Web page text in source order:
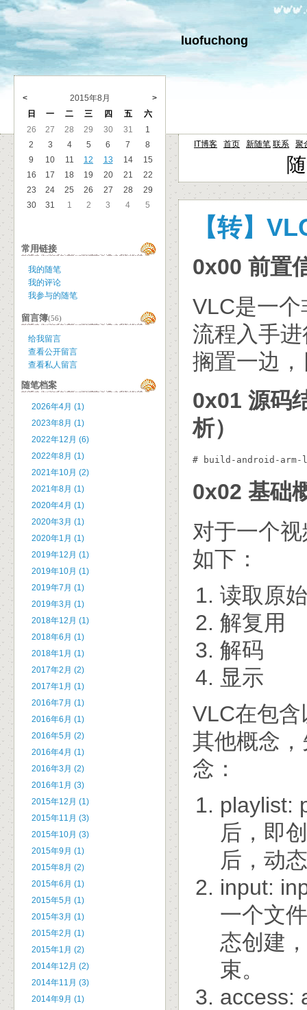
luofuchong
IT博客 首页 新随笔 联系 聚
【转】
0x00 前置
VLC是一
流程入手
搁置一边
0x01 源码
析）
# build-android-arm-
0x02 基础
对于一个
如下：
读取原
解复用
解码
显示
VLC在包
其他概念
念：
playlist:
后，即
后，动
input:
一个文
态创建
束。
access:
< 2015年8月
>
日
一 二 三 四 五
六
26
27 28 29 30 31
1
2
3 4 5 6 7
8
9
10 11 12 13 14
15
16
17 18 19 20 21
22
23
24 25 26 27 28
29
30
31 1 2 3 4 5
常用链接
我的随笔
我的评论
我参与的随笔
留言簿(56)
给我留言
查看公开留言
查看私人留言
随笔档案
2026年4月 (1)
2023年8月 (1)
2022年12月 (6)
2022年8月 (1)
2021年10月 (2)
2021年8月 (1)
2020年4月 (1)
2020年3月 (1)
2020年1月 (1)
2019年12月 (1)
2019年10月 (1)
2019年7月 (1)
2019年3月 (1)
2018年12月 (1)
2018年6月 (1)
2018年1月 (1)
2017年2月 (2)
2017年1月 (1)
2016年7月 (1)
2016年6月 (1)
2016年5月 (2)
2016年4月 (1)
2016年3月 (2)
2016年1月 (3)
2015年12月 (1)
2015年11月 (3)
2015年10月 (3)
2015年9月 (1)
2015年8月 (2)
2015年6月 (1)
2015年5月 (1)
2015年3月 (1)
2015年2月 (1)
2015年1月 (2)
2014年12月 (2)
2014年11月 (3)
2014年9月 (1)